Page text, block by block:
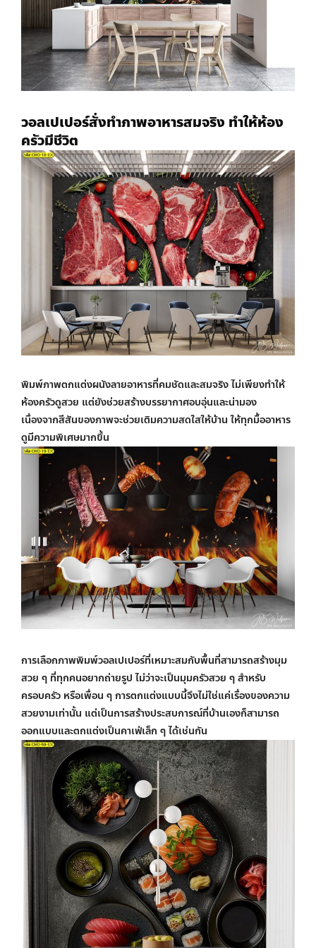
วอลเปเปอร์สั่งทำภาพอาหารสมจริง ทำให้ห้อง
ครัวมีชีวิต
พิมพ์ภาพตกแต่งผนังลายอาหารที่คมชัดและสมจริง ไม่เพียงทำให้
ห้องครัวดูสวย แต่ยังช่วยสร้างบรรยากาศอบอุ่นและน่ามอง
เนื่องจากสีสันของภาพจะช่วยเติมความสดใสให้บ้าน ให้ทุกมื้ออาหาร
ดูมีความพิเศษมากขึ้น
การเลือกภาพพิมพ์วอลเปเปอร์ที่เหมาะสมกับพื้นที่สามารถสร้างมุม
สวย ๆ ที่ทุกคนอยากถ่ายรูป ไม่ว่าจะเป็นมุมครัวสวย ๆ สำหรับ
ครอบครัว หรือเพื่อน ๆ การตกแต่งแบบนี้จึงไม่ใช่แค่เรื่องของความ
สวยงามเท่านั้น แต่เป็นการสร้างประสบการณ์ที่บ้านเองก็สามารถ
ออกแบบและตกแต่งเป็นคาเฟ่เล็ก ๆ ได้เช่นกัน